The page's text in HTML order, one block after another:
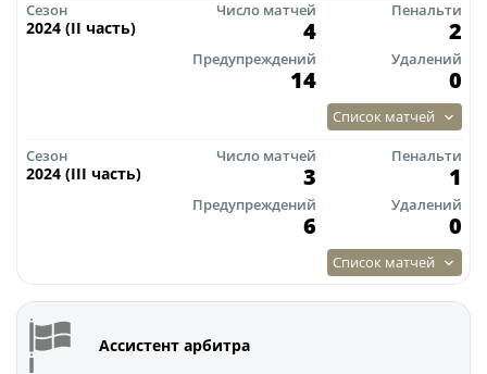
Новости
О турнире
Турнир Объединенного чемпионата по
футболу "Содружество" среди юношей
2009-2010 годов рождения (U-17)
Календарь и результаты матчей
Учредительные документы
Регламентирующие документы
Сезон
2024 (II часть)
Число матчей
4
Пенальти
2
Предупреждений
14
Удалений
0
Список матчей
Сезон
2024 (III часть)
Число матчей
3
Пенальти
1
Предупреждений
6
Удалений
0
Список матчей
Ассистент арбитра